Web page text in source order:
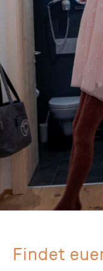
Findet